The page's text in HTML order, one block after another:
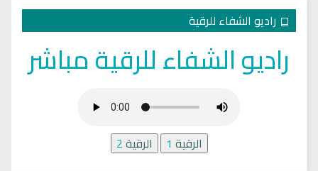
راديو الشفاء للرقية
راديو الشفاء للرقية مباشر
الرقية 1 الرقية2